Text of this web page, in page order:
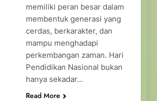
memiliki peran besar dalam
membentuk generasi yang
cerdas, berkarakter, dan
mampu menghadapi
perkembangan zaman. Hari
Pendidikan Nasional bukan
hanya sekadar…
Read More